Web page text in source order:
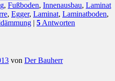
, Fußboden, Innenausbau, Laminat
, Egger, Laminat, Laminatboden,
| 5 Antworten
von Der Bauherr